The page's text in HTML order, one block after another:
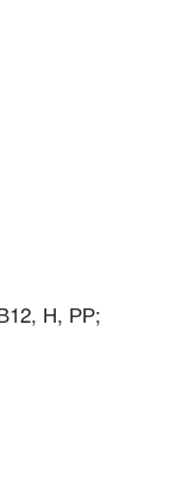
Н, РР;